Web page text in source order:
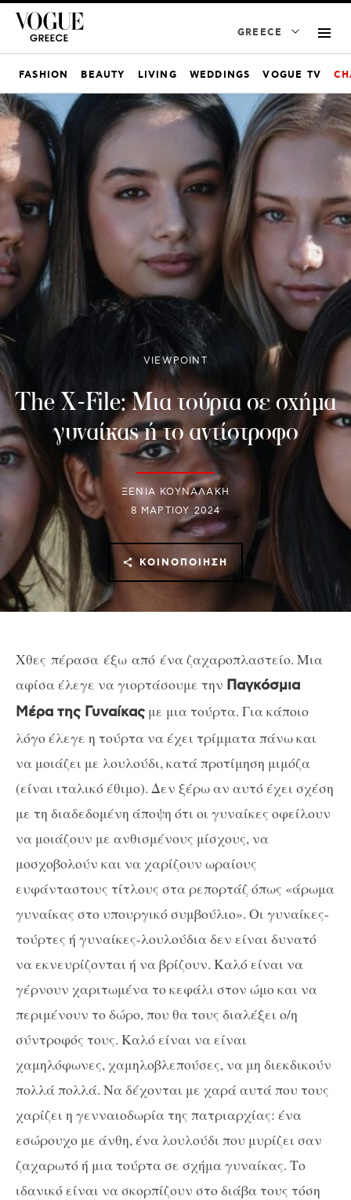
GREECE
FASHION BEAUTY LIVING WEDDINGS VOGUE TV
VIEWPOINT
The X-File: Μια τούρτα σε σχήμα
γυναίκας ή το αντίστροφο
ΞΕΝΙΑ ΚΟΥΝΑΛΑΚΗ
8 ΜΑΡΤΊΟΥ 2024
ΚΟΙΝΟΠΟΊΗΣΗ
Χθες πέρασα έξω από ένα ζαχαροπλαστείο. Mια
αφίσα έλεγε να γιορτάσουμε την Παγκόσμια
Μέρα της Γυναίκας με μια τούρτα. Για κάποιο
λόγο έλεγε η τούρτα να έχει τρίμματα πάνω και
να μοιάζει με λουλούδι, κατά προτίμηση μιμόζα
(είναι ιταλικό έθιμο). Δεν ξέρω αν αυτό έχει σχέση
με τη διαδεδομένη άποψη ότι οι γυναίκες οφείλουν
να μοιάζουν με ανθισμένους μίσχους, να
μοσχοβολούν και να χαρίζουν ωραίους
ευφάνταστους τίτλους στα ρεπορτάζ όπως «άρωμα
γυναίκας στο υπουργικό συμβούλιο». Οι γυναίκες-
τούρτες ή γυναίκες-λουλούδια δεν είναι δυνατό
να εκνευρίζονται ή να βρίζουν. Καλό είναι να
γέρνουν χαριτωμένα το κεφάλι στον ώμο και να
περιμένουν το δώρο, που θα τους διαλέξει ο/η
σύντροφός τους. Καλό είναι να είναι
χαμηλόφωνες, χαμηλοβλεπούσες, να μη διεκδικούν
πολλά πολλά. Να δέχονται με χαρά αυτά που τους
χαρίζει η γενναιοδωρία της πατριαρχίας: ένα
εσώρουχο με άνθη, ένα λουλούδι που μυρίζει σαν
ζαχαρωτό ή μια τούρτα σε σχήμα γυναίκας. Το
ιδανικό είναι να σκορπίζουν στο διάβα τους τόση